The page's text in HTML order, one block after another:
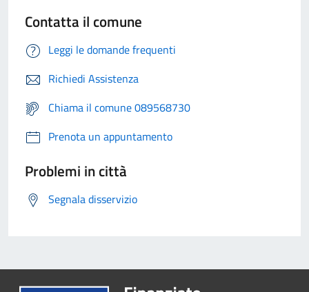
Contatta il comune
Leggi le domande frequenti
Richiedi Assistenza
Chiama il comune 089568730
Prenota un appuntamento
Problemi in città
Segnala disservizio